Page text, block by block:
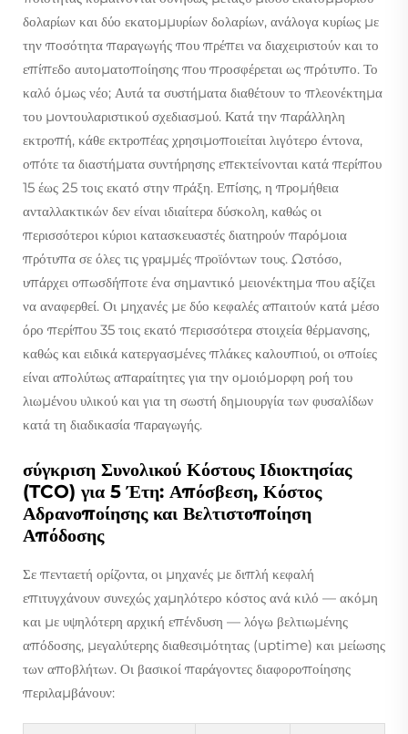
δολαρίων και δύο εκατομμυρίων δολαρίων, ανάλογα κυρίως με
την ποσότητα παραγωγής που πρέπει να διαχειριστούν και το
επίπεδο αυτοματοποίησης που προσφέρεται ως πρότυπο. Το
καλό όμως νέο; Αυτά τα συστήματα διαθέτουν το πλεονέκτημα
του μοντουλαριστικού σχεδιασμού. Κατά την παράλληλη
εκτροπή, κάθε εκτροπέας χρησιμοποιείται λιγότερο έντονα,
οπότε τα διαστήματα συντήρησης επεκτείνονται κατά περίπου
15 έως 25 τοις εκατό στην πράξη. Επίσης, η προμήθεια
ανταλλακτικών δεν είναι ιδιαίτερα δύσκολη, καθώς οι
περισσότεροι κύριοι κατασκευαστές διατηρούν παρόμοια
πρότυπα σε όλες τις γραμμές προϊόντων τους. Ωστόσο,
υπάρχει οπωσδήποτε ένα σημαντικό μειονέκτημα που αξίζει
να αναφερθεί. Οι μηχανές με δύο κεφαλές απαιτούν κατά μέσο
όρο περίπου 35 τοις εκατό περισσότερα στοιχεία θέρμανσης,
καθώς και ειδικά κατεργασμένες πλάκες καλουπιού, οι οποίες
είναι απολύτως απαραίτητες για την ομοιόμορφη ροή του
λιωμένου υλικού και για τη σωστή δημιουργία των φυσαλίδων
κατά τη διαδικασία παραγωγής.
σύγκριση Συνολικού Κόστους Ιδιοκτησίας
(TCO) για 5 Έτη: Απόσβεση, Κόστος
Αδρανοποίησης και Βελτιστοποίηση
Απόδοσης
Σε πενταετή ορίζοντα, οι μηχανές με διπλή κεφαλή
επιτυγχάνουν συνεχώς χαμηλότερο κόστος ανά κιλό — ακόμη
και με υψηλότερη αρχική επένδυση — λόγω βελτιωμένης
απόδοσης, μεγαλύτερης διαθεσιμότητας (uptime) και μείωσης
των αποβλήτων. Οι βασικοί παράγοντες διαφοροποίησης
περιλαμβάνουν: